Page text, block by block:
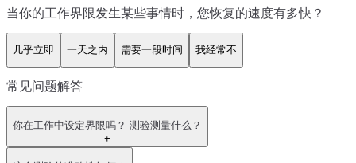
当你的工作界限发生某些事情时，您恢复的速度有多快？
几乎立即 一天之内 需要一段时间 我经常不
常见问题解答
你在工作中设定界限吗？ 测验测量什么？
+